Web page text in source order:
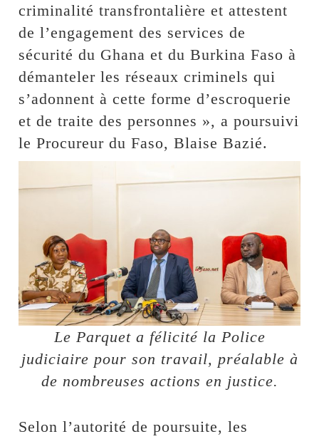
criminalité transfrontalière et attestent
de l’engagement des services de
sécurité du Ghana et du Burkina Faso à
démanteler les réseaux criminels qui
s’adonnent à cette forme d’escroquerie
et de traite des personnes », a poursuivi
le Procureur du Faso, Blaise Bazié.
Le Parquet a félicité la Police
judiciaire pour son travail, préalable à
de nombreuses actions en justice.
Selon l’autorité de poursuite, les